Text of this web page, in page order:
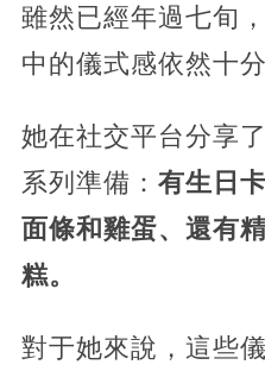
雖然已經年過七旬
中的儀式感依然十分
她在社交平台分享
系列準備： 有生日
面條和雞蛋、還有
糕。
對于她來說，這些